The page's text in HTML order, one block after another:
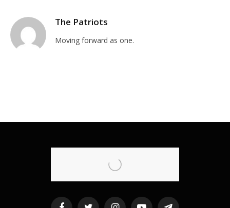
The Patriots
Moving forward as one.